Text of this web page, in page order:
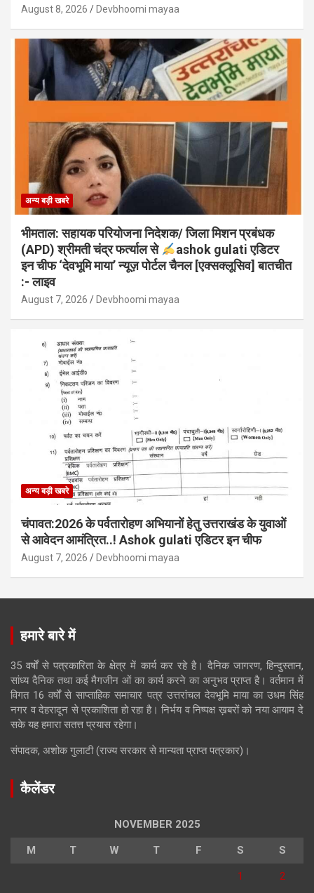
August 8, 2026 Devbhoomi mayaa
अन्य बड़ी खबरे
भीमताल: सहायक परियोजना निदेशक/ जिला मिशन प्रबंधक
(APD) श्रीमती चंद्र फर्त्याल से
ashok gulati एडिटर
इन चीफ ‘देवभूमि माया’ न्यूज़ पोर्टल चैनल [एक्सक्लूसिव] बातचीत
:- लाइव
August 7, 2026 Devbhoomi mayaa
अन्य बड़ी खबरे
चंपावत:2026 के पर्वतारोहण अभियानों हेतु उत्तराखंड के युवाओं
से आवेदन आमंत्रित..! Ashok gulati एडिटर इन चीफ
August 7, 2026 Devbhoomi mayaa
हमारे बारे में
35 वर्षों से पत्रकारिता के क्षेत्र में कार्य कर रहे है। दैनिक जागरण, हिन्दुस्तान,
सांध्य दैनिक तथा कई मैगजीन ओं का कार्य करने का अनुभव प्राप्त है। वर्तमान में
विगत 16 वर्षों से साप्ताहिक समाचार पत्र उत्तरांचल देवभूमि माया का उधम सिंह
नगर व देहरादून से प्रकाशिता हो रहा है। निर्भय व निष्पक्ष ख़बरों को नया आयाम दे
सके यह हमारा सतत्त प्रयास रहेगा।
संपादक, अशोक गुलाटी (राज्य सरकार से मान्यता प्राप्त पत्रकार)।
कैलेंडर
NOVEMBER 2025
M T W T F S S
1 2